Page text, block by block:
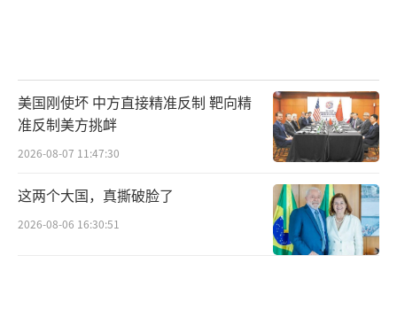
收10%的关税“不符合实际情况”。
“美国的‘对等关税’政策，首先是对国
际贸易秩序颠覆性冲击。因为，这里面对60多
个国家的不公平贸易行为，这本身就是歧视性
的，已经违反WTO的基本规则。”孙立鹏坚决
表示，同时，对全球经济也有很大影响，全球
经济毕竟还在中低速增长情况之下，现在风险
美国刚使坏 中方直接精准反制 靶向精
准反制美方挑衅
2026-08-07 11:47:30
这两个大国，真撕破脸了
2026-08-06 16:30:51